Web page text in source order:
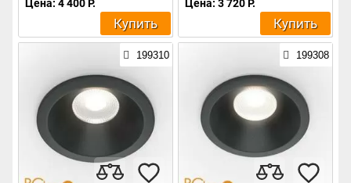
Цена: 4 400 Р.
Купить
Цена: 3 720 Р.
Купить
199310 199308